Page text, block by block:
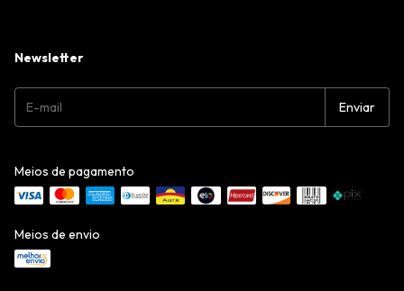
Newsletter
Meios de pagamento
Meios de envio